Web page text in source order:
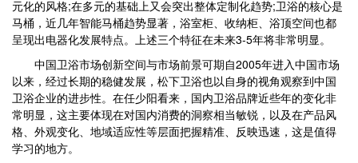
元化的风格;在多元的基础上又会突出整体定制化趋势;卫浴的核心是
马桶，近几年智能马桶趋势显著，浴室柜、收纳柜、浴顶空间也都
呈现出电器化发展特点。上述三个特征在未来3-5年将非常明显。
中国卫浴市场创新空间与市场前景可期自2005年进入中国市场
以来，经过长期的稳健发展，松下卫浴也以自身的视角观察到中国
卫浴企业的进步性。在任少阳看来，国内卫浴品牌近些年的变化非
常明显，这主要体现在对国内消费的洞察相当敏锐，以及在产品风
格、外观变化、地域适应性等层面把握精准、反映迅速，这是值得
学习的地方。